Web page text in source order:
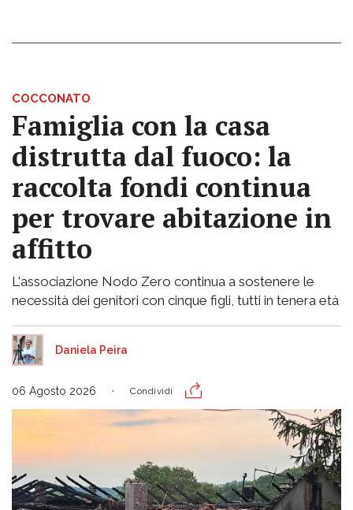
COCCONATO
Famiglia con la casa
distrutta dal fuoco: la
raccolta fondi continua
per trovare abitazione in
affitto
L'associazione Nodo Zero continua a sostenere le
necessità dei genitori con cinque figli, tutti in tenera età
Daniela Peira
06 Agosto 2026 Condividi